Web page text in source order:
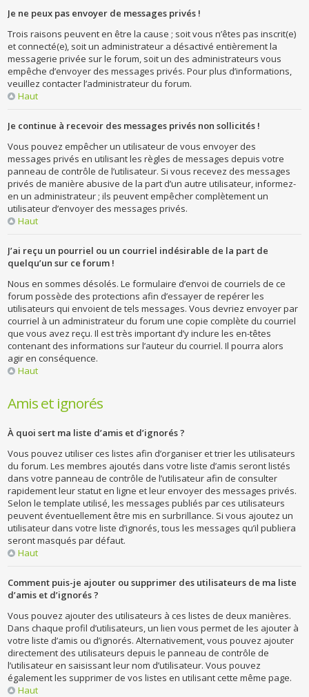
Je ne peux pas envoyer de messages privés !
Trois raisons peuvent en être la cause ; soit vous n’êtes pas inscrit(e)
et connecté(e), soit un administrateur a désactivé entièrement la
messagerie privée sur le forum, soit un des administrateurs vous
empêche d’envoyer des messages privés. Pour plus d’informations,
veuillez contacter l’administrateur du forum.
Haut
Je continue à recevoir des messages privés non sollicités !
Vous pouvez empêcher un utilisateur de vous envoyer des
messages privés en utilisant les règles de messages depuis votre
panneau de contrôle de l’utilisateur. Si vous recevez des messages
privés de manière abusive de la part d’un autre utilisateur, informez-
en un administrateur ; ils peuvent empêcher complètement un
utilisateur d’envoyer des messages privés.
Haut
J’ai reçu un pourriel ou un courriel indésirable de la part de
quelqu’un sur ce forum !
Nous en sommes désolés. Le formulaire d’envoi de courriels de ce
forum possède des protections afin d’essayer de repérer les
utilisateurs qui envoient de tels messages. Vous devriez envoyer par
courriel à un administrateur du forum une copie complète du courriel
que vous avez reçu. Il est très important d’y inclure les en-têtes
contenant des informations sur l’auteur du courriel. Il pourra alors
agir en conséquence.
Haut
Amis et ignorés
À quoi sert ma liste d’amis et d’ignorés ?
Vous pouvez utiliser ces listes afin d’organiser et trier les utilisateurs
du forum. Les membres ajoutés dans votre liste d’amis seront listés
dans votre panneau de contrôle de l’utilisateur afin de consulter
rapidement leur statut en ligne et leur envoyer des messages privés.
Selon le template utilisé, les messages publiés par ces utilisateurs
peuvent éventuellement être mis en surbrillance. Si vous ajoutez un
utilisateur dans votre liste d’ignorés, tous les messages qu’il publiera
seront masqués par défaut.
Haut
Comment puis-je ajouter ou supprimer des utilisateurs de ma liste
d’amis et d’ignorés ?
Vous pouvez ajouter des utilisateurs à ces listes de deux manières.
Dans chaque profil d’utilisateurs, un lien vous permet de les ajouter à
votre liste d’amis ou d’ignorés. Alternativement, vous pouvez ajouter
directement des utilisateurs depuis le panneau de contrôle de
l’utilisateur en saisissant leur nom d’utilisateur. Vous pouvez
également les supprimer de vos listes en utilisant cette même page.
Haut